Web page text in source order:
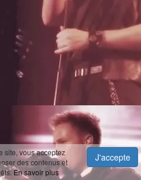
site, vous acceptez
des contenus et
En savoir plus
J'accepte